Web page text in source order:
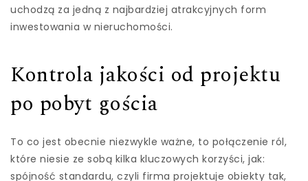
uchodzą za jedną z najbardziej atrakcyjnych form
inwestowania w nieruchomości.
Kontrola jakości od projektu
po pobyt gościa
To co jest obecnie niezwykle ważne, to połączenie ról,
które niesie ze sobą kilka kluczowych korzyści, jak:
spójność standardu, czyli firma projektuje obiekty tak,